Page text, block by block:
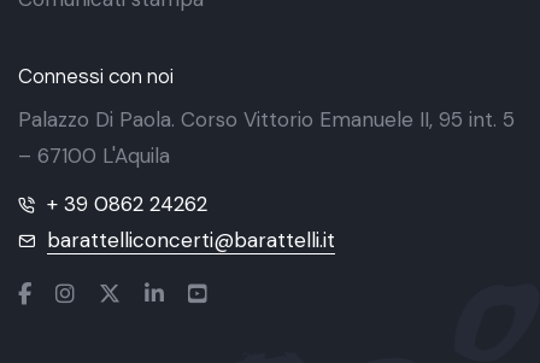
Connessi con noi
Palazzo Di Paola. Corso Vittorio Emanuele II, 95 int. 5
– 67100 L'Aquila
+ 39 0862 24262
barattelliconcerti@barattelli.it